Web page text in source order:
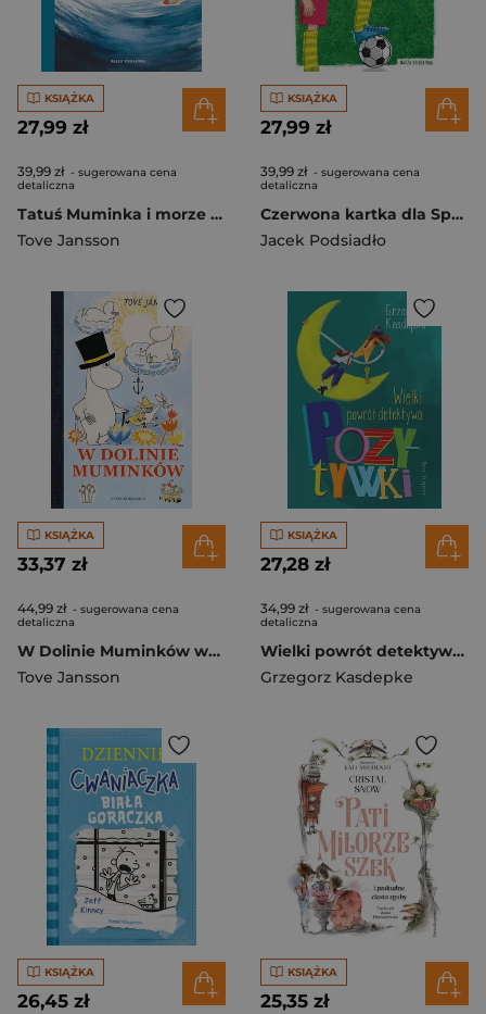
KSIĄŻKA
27,99 zł
39,99 zł - sugerowana cena
detaliczna
Tatuś Muminka i morze wyd. 2025
Tove Jansson
KSIĄŻKA
27,99 zł
39,99 zł - sugerowana cena
detaliczna
Czerwona kartka dla Sprężyny wyd. 2024
Jacek Podsiadło
KSIĄŻKA
33,37 zł
44,99 zł - sugerowana cena
detaliczna
W Dolinie Muminków wyd. 2024
Tove Jansson
KSIĄŻKA
27,28 zł
34,99 zł - sugerowana cena
detaliczna
Wielki powrót detektywa Pozytywki
Grzegorz Kasdepke
KSIĄŻKA
26,45 zł
KSIĄŻKA
25,35 zł